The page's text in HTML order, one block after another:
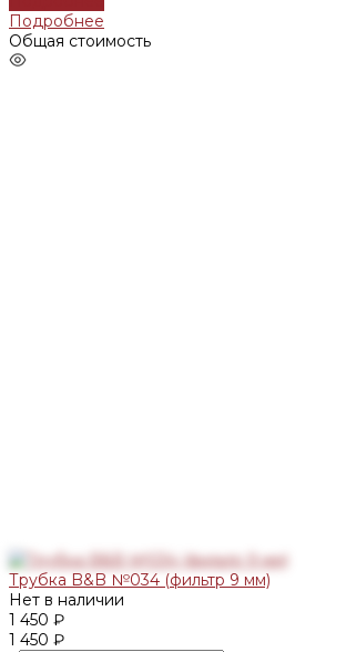
Подробнее
Общая стоимость
Трубка B&B №034 (фильтр 9 мм)
Нет в наличии
1 450 ₽
1 450 ₽